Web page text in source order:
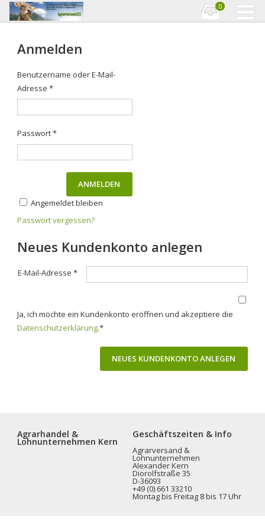
0
Anmelden
Benutzername oder E-Mail-
Adresse*
Passwort*
Angemeldet bleiben
Passwort vergessen?
Neues Kundenkonto anlegen
E-Mail-Adresse*
Ja, ich möchte ein Kundenkonto eröffnen und akzeptiere die
Datenschutzerklärung.*
Agrarhandel &
Lohnunternehmen Kern
Geschäftszeiten & Info
Agrarversand &
Lohnunternehmen
Alexander Kern
Diorolfstraße 35
D-36093
+49 (0) 661 33210
Montag bis Freitag 8 bis 17 Uhr